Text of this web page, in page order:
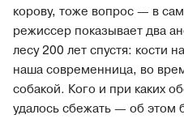
корову, тоже вопрос — в
режиссер показывает два
лесу 200 лет спустя: кости
наша современница, во
собакой. Кого и при каких
удалось сбежать — об этом